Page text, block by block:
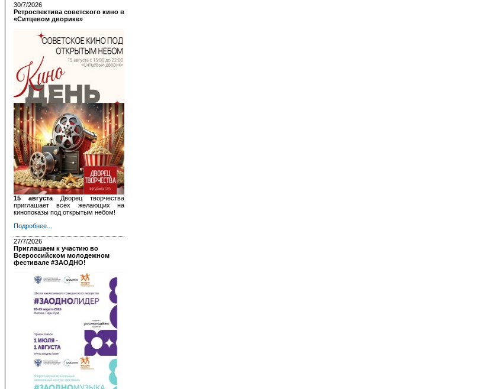
30/7/2026
Ретроспектива советского кино в
«Ситцевом дворике»
15 августа
Дворец творчества
приглашает всех желающих на
кинопоказы под открытым небом!
Подробнее...
27/7/2026
Приглашаем к участию во
Всероссийском молодежном
фестивале #ЗАОДНО!